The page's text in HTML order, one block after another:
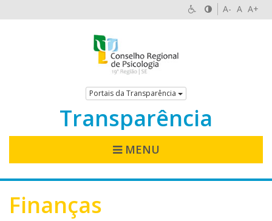
A- A A+
Portais da Transparência
Transparência
MENU
Finanças